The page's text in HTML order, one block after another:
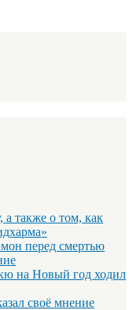
также о том, как
перед смертью
на Новый год ходил
своё мнение